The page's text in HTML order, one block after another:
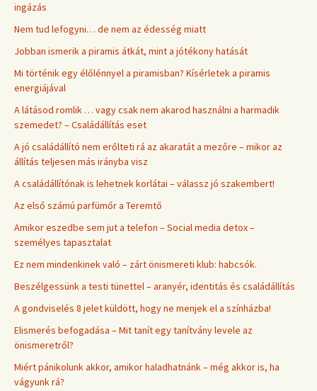
ingázás
Nem tud lefogyni… de nem az édesség miatt
Jobban ismerik a piramis átkát, mint a jótékony hatását
Mi történik egy élőlénnyel a piramisban? Kísérletek a piramis
energiájával
A látásod romlik … vagy csak nem akarod használni a harmadik
szemedet? – Családállítás eset
A jó családállító nem erőlteti rá az akaratát a mezőre – mikor az
állítás teljesen más irányba visz
A családállítónak is lehetnek korlátai – válassz jó szakembert!
Az első számú parfümőr a Teremtő
Amikor eszedbe sem jut a telefon – Social media detox –
személyes tapasztalat
Ez nem mindenkinek való – zárt önismereti klub: habcsók.
Beszélgessünk a testi tünettel – aranyér, identitás és családállítás
A gondviselés 8 jelet küldött, hogy ne menjek el a színházba!
Elismerés befogadása – Mit tanít egy tanítvány levele az
önismeretről?
Miért pánikolunk akkor, amikor haladhatnánk – még akkor is, ha
vágyunk rá?